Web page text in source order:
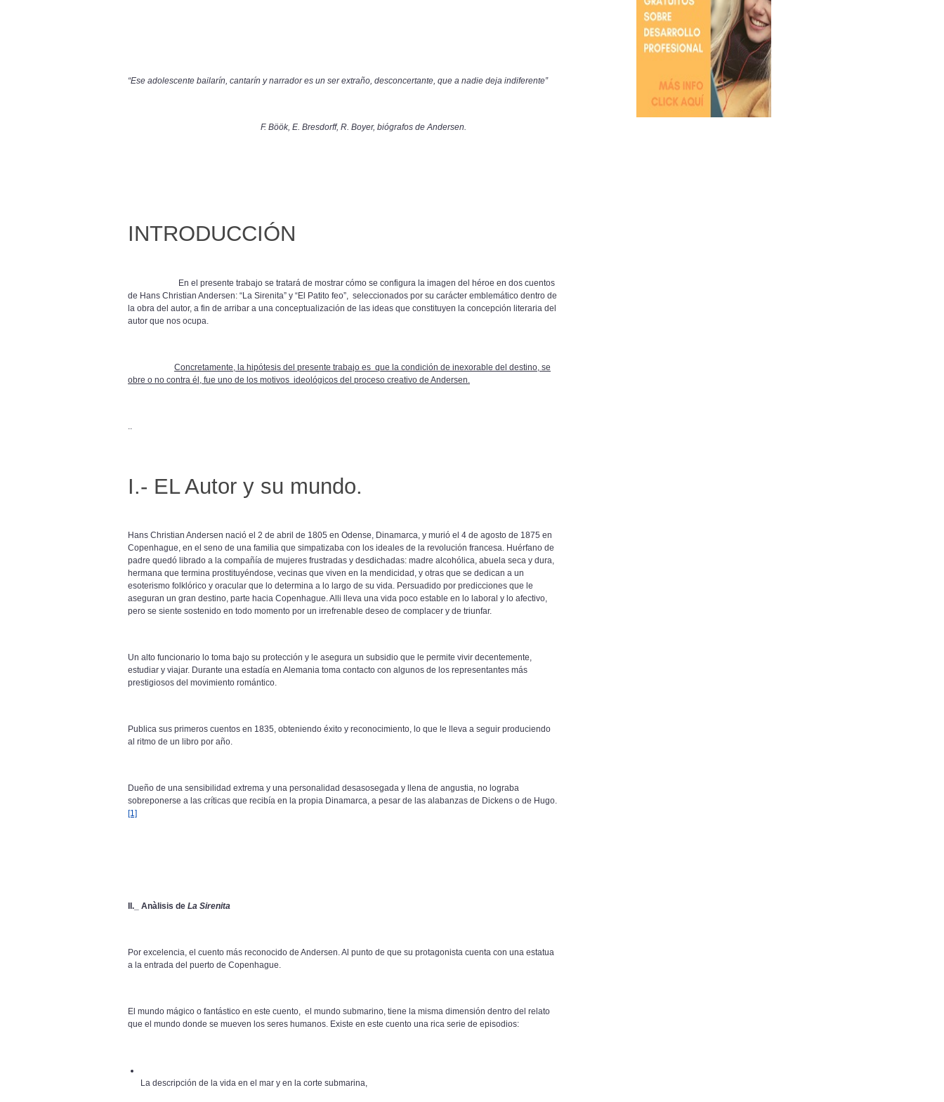
“Ese adolescente bailarín, cantarín y narrador es un ser extraño, desconcertante, que a nadie deja indiferente”
F. Böök, E. Bresdorff, R. Boyer, biógrafos de Andersen.
INTRODUCCIÓN
En el presente trabajo se tratará de mostrar cómo se configura la imagen del héroe en dos cuentos
de Hans Christian Andersen: “La Sirenita” y “El Patito feo”, seleccionados por su carácter emblemático dentro de
la obra del autor, a fin de arribar a una conceptualización de las ideas que constituyen la concepción literaria del
autor que nos ocupa.
Concretamente, la hipótesis del presente trabajo es que la condición de inexorable del destino, se
obre o no contra él, fue uno de los motivos ideológicos del proceso creativo de Andersen.
I.- EL Autor y su mundo.
Hans Christian Andersen nació el 2 de abril de 1805 en Odense, Dinamarca, y murió el 4 de agosto de 1875 en
Copenhague, en el seno de una familia que simpatizaba con los ideales de la revolución francesa. Huérfano de
padre quedó librado a la compañía de mujeres frustradas y desdichadas: madre alcohólica, abuela seca y dura,
hermana que termina prostituyéndose, vecinas que viven en la mendicidad, y otras que se dedican a un
esoterismo folklórico y oracular que lo determina a lo largo de su vida. Persuadido por predicciones que le
aseguran un gran destino, parte hacia Copenhague. Alli lleva una vida poco estable en lo laboral y lo afectivo,
pero se siente sostenido en todo momento por un irrefrenable deseo de complacer y de triunfar.
Un alto funcionario lo toma bajo su protección y le asegura un subsidio que le permite vivir decentemente,
estudiar y viajar. Durante una estadía en Alemania toma contacto con algunos de los representantes más
prestigiosos del movimiento romántico.
Publica sus primeros cuentos en 1835, obteniendo éxito y reconocimiento, lo que le lleva a seguir produciendo
al ritmo de un libro por año.
Dueño de una sensibilidad extrema y una personalidad desasosegada y llena de angustia, no lograba
sobreponerse a las críticas que recibía en la propia Dinamarca, a pesar de las alabanzas de Dickens o de Hugo.
[1]
II._ Anàlisis de La Sirenita
Por excelencia, el cuento más reconocido de Andersen. Al punto de que su protagonista cuenta con una estatua
a la entrada del puerto de Copenhague.
El mundo mágico o fantástico en este cuento, el mundo submarino, tiene la misma dimensión dentro del relato
que el mundo donde se mueven los seres humanos. Existe en este cuento una rica serie de episodios:
La descripción de la vida en el mar y en la corte submarina,